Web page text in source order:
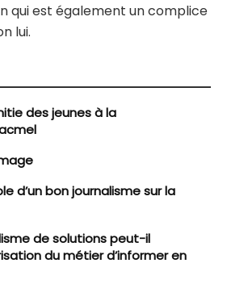
qui est également un complice
lui.
des jeunes à la
d’un bon journalisme sur la
de solutions peut-il
du métier d’informer en